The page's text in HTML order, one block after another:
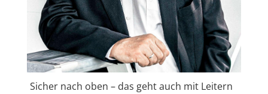
Sicher nach oben – das geht auch mit Leitern